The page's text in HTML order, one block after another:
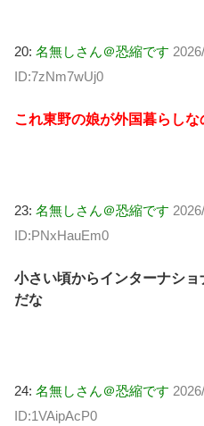
20: 名無しさん＠恐縮です
ID:7zNm7wUj0
これ東野の娘が外国暮らし
23: 名無しさん＠恐縮です
ID:PNxHauEm0
小さい頃からインターナシ
だな
24: 名無しさん＠恐縮です
ID:1VAipAcP0